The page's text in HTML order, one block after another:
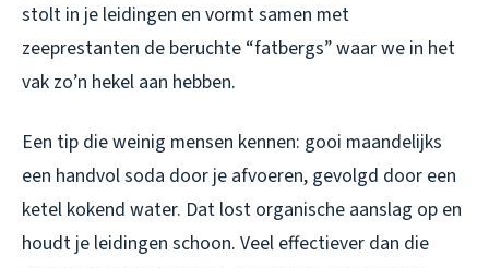
stolt in je leidingen en vormt samen met
zeeprestanten de beruchte “fatbergs” waar we in het
vak zo’n hekel aan hebben.
Een tip die weinig mensen kennen: gooi maandelijks
een handvol soda door je afvoeren, gevolgd door een
ketel kokend water. Dat lost organische aanslag op en
houdt je leidingen schoon. Veel effectiever dan die